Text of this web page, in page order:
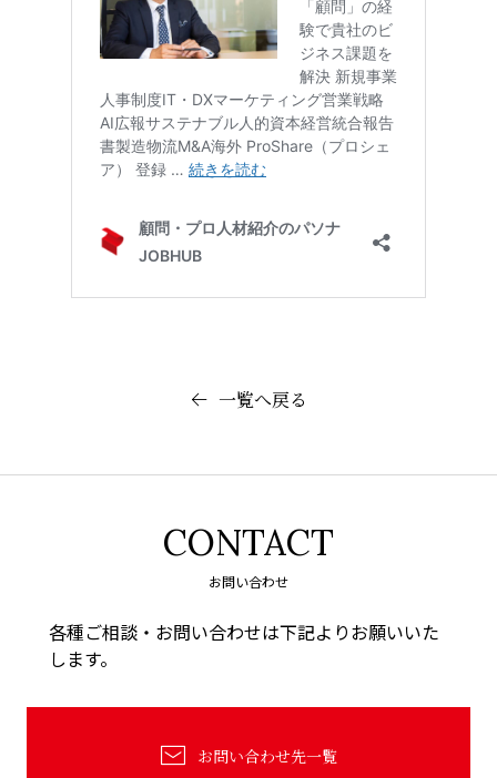
一覧へ戻る
CONTACT
お問い合わせ
各種ご相談・お問い合わせは下記よりお願いいた
します。
お問い合わせ先一覧